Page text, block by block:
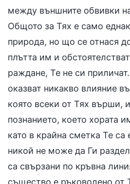
между външните обвивки
Общото за Тях е само
природа, но що се отнася
плътта им и
раждане, Те не си
оказват никакво влияние
която всеки от Тях върши,
познанието, което хората
като в крайна сметка Те
никой не може да Ги
са свързани по кръвна
същество е ръководено от